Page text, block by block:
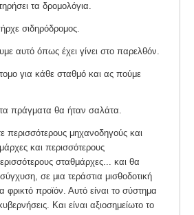
τα δρομολόγια.
σιδηρόδρομος.
αυτό όπως έχει γίνει στο παρελθόν.
για κάθε σταθμό και ας πούμε
πράγματα θα ήταν σαλάτα.
περισσότερους μηχανοδηγούς και
και περισσότερους
σταθμάρχες... και θα
σε μια τεράστια μισθοδοτική
φρικτό προϊόν. Αυτό είναι το σύστημα
Και είναι αξιοσημείωτο το